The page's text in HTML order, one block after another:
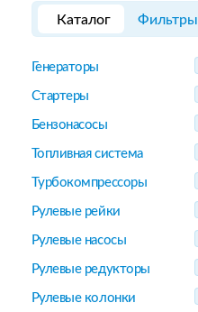
Каталог Фильтры
Генераторы
Стартеры
Бензонасосы
Топливная система
Турбокомпрессоры
Рулевые рейки
Рулевые насосы
Рулевые редукторы
Рулевые колонки